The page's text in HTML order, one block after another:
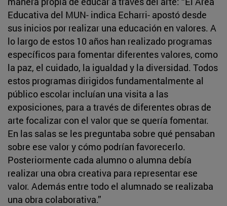
Educativa del MUN- indica Echarri- apostó desde
sus inicios por realizar una educación en valores. A
lo largo de estos 10 años han realizado programas
específicos para fomentar diferentes valores, como
la paz, el cuidado, la igualdad y la diversidad. Todos
estos programas dirigidos fundamentalmente al
público escolar incluían una visita a las
exposiciones, para a través de diferentes obras de
arte focalizar con el valor que se quería fomentar.
En las salas se les preguntaba sobre qué pensaban
sobre ese valor y cómo podrían favorecerlo.
Posteriormente cada alumno o alumna debía
realizar una obra creativa para representar ese
valor. Además entre todo el alumnado se realizaba
una obra colaborativa.”